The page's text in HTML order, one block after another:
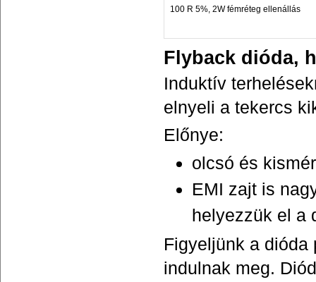
100 R 5%, 2W fémréteg ellenállás
Flyback dióda,
Induktív
elnyeli a tekercs
Előnye:
olcsó és
EMI zajt is
helyezzük el a
Figyeljünk a dióda
indulnak meg.